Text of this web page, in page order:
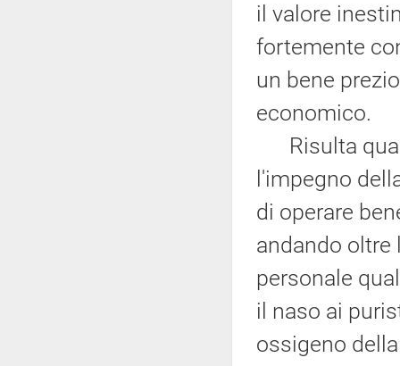
il valore
fortemente
un bene
economico.
Risulta
l'impegno
di operare
andando oltre
personale
il naso ai
ossigeno